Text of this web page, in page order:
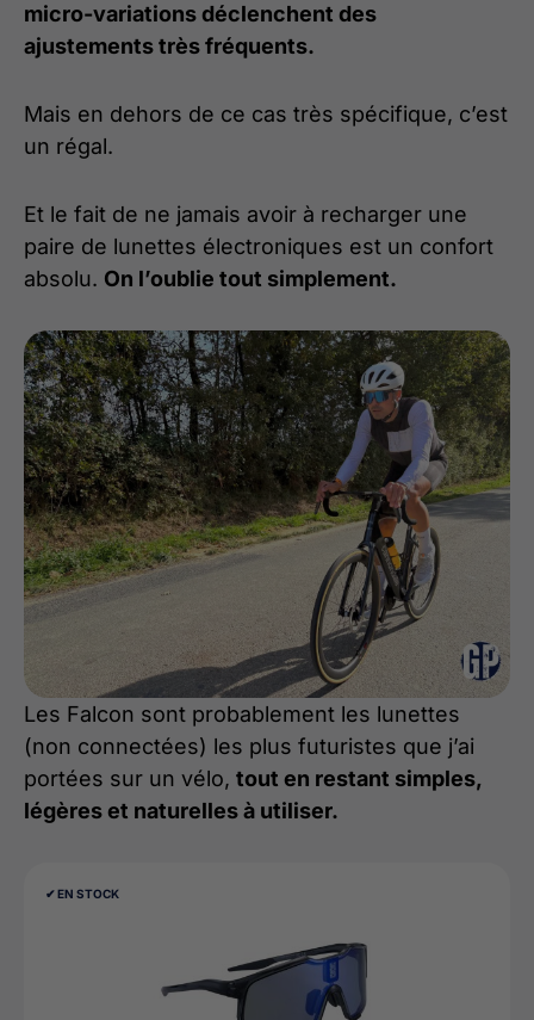
micro-variations déclenchent des
ajustements très fréquents.
Mais en dehors de ce cas très spécifique, c’est
un régal.
Et le fait de ne jamais avoir à recharger une
paire de lunettes électroniques est un confort
absolu. On l’oublie tout simplement.
Les Falcon sont probablement les lunettes
(non connectées) les plus futuristes que j’ai
portées sur un vélo, tout en restant simples,
légères et naturelles à utiliser.
✔︎ EN STOCK